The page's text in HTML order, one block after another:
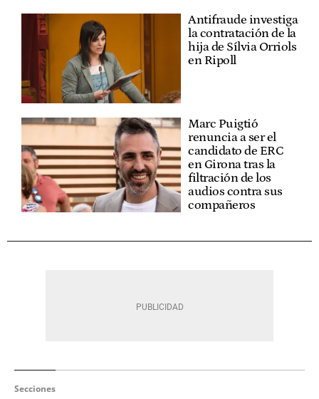
Antifraude investiga
la contratación de la
hija de Sílvia Orriols
en Ripoll
Marc Puigtió
renuncia a ser el
candidato de ERC
en Girona tras la
filtración de los
audios contra sus
compañeros
Secciones